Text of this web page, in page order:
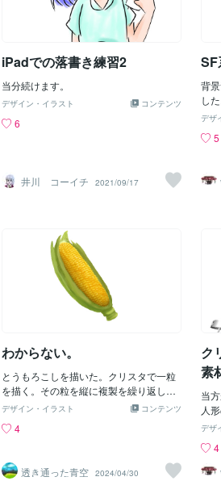
iPadでの落書き練習2
当分続けます。
コンテンツ
デザイン・イラスト
6
井川 コーイチ 2021/09/17
SF
背
し
が
デザ
5
わからない。
とうもろこしを描いた。クリスタで一粒
を描く。その粒を縦に複製を繰り返し、
粒ラインを横に複製して並べる。それを
ライトと影を描きこむ。彩度を濃くして
何か引っかかりを覚える。本来は一粒一
粒を描くのが絵を描くということではな
コンテンツ
デザイン・イラスト
4
透き通った青空 2024/04/30
ク
素
当
人
り
描
「
デザ
4